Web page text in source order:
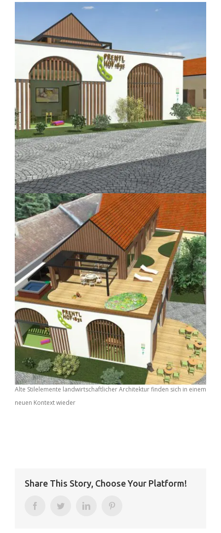
Alte Stilelemente landwirtschaftlicher Architektur finden sich in einem
neuen Kontext wieder
Share This Story, Choose Your Platform!
Facebook Twitter LinkedIn